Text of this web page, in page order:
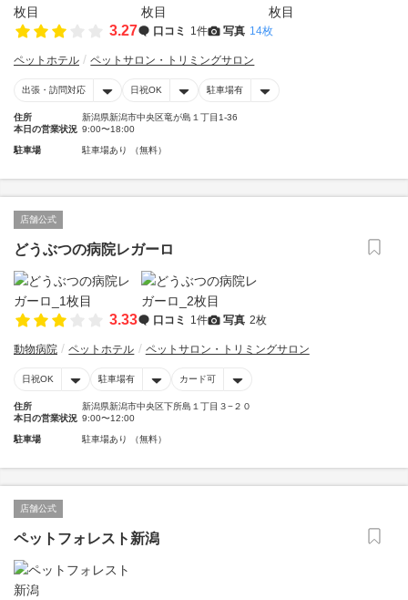
3.27 口コミ 1件 写真 14枚
ペットホテル ペットサロン・トリミングサロン
出張・訪問対応 日祝OK 駐車場有
住所
新潟県新潟市中央区竜が島１丁目1-36
本日の営業状況 9:00〜18:00
駐車場 駐車場あり （無料）
店舗公式
どうぶつの病院レガーロ
3.33 口コミ 1件 写真 2枚
動物病院 ペットホテル ペットサロン・トリミングサロン
日祝OK 駐車場有 カード可
住所
新潟県新潟市中央区下所島１丁目３−２０
本日の営業状況 9:00〜12:00
駐車場 駐車場あり （無料）
店舗公式
ペットフォレスト新潟